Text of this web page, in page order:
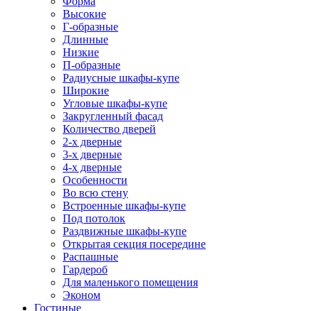
Высокие
Г-образные
Длинные
Низкие
П-образные
Радиусные шкафы-купе
Широкие
Угловые шкафы-купе
Закругленный фасад
Количество дверей
2-х дверные
3-х дверные
4-х дверные
Особенности
Во всю стену
Встроенные шкафы-купе
Под потолок
Раздвижные шкафы-купе
Открытая секция посередине
Распашные
Гардероб
Для маленького помещения
Эконом
Гостиные